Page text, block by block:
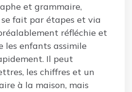
et grammaire,
se fait par étapes et via
réfléchie et
les enfants assimile
Il peut
les chiffres et un
à la maison, mais